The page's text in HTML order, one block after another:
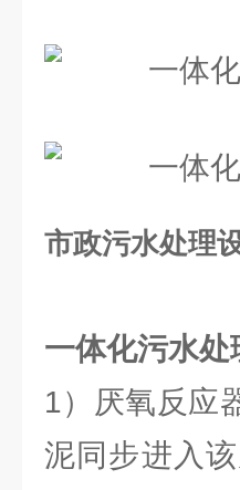
市政污水处理
一体化污水
1）厌氧反应
泥同步进入